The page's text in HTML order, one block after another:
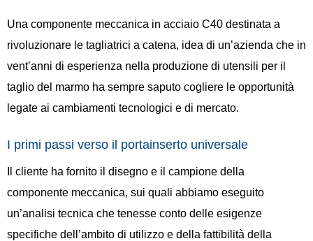
Una componente meccanica in acciaio C40 destinata a
rivoluzionare le tagliatrici a catena, idea di un’azienda che in
vent’anni di esperienza nella produzione di utensili per il
taglio del marmo ha sempre saputo cogliere le opportunità
legate ai cambiamenti tecnologici e di mercato.
I primi passi verso il portainserto universale
Il cliente ha fornito il disegno e il campione della
componente meccanica, sui quali abbiamo eseguito
un’analisi tecnica che tenesse conto delle esigenze
specifiche dell’ambito di utilizzo e della fattibilità della